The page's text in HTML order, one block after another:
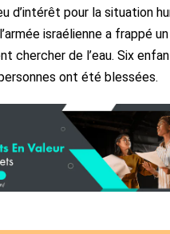
d’intérêt pour la situation
israélienne a frappé
chercher de l’eau. Six
ont été blessées.